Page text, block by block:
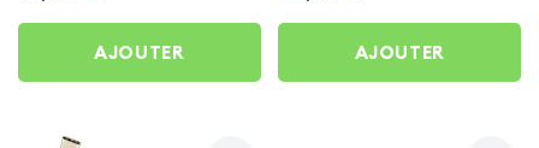
AJOUTER AJOUTER